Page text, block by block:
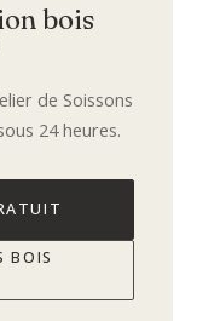
bois
de Soissons
24 heures.
BOIS